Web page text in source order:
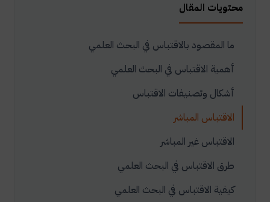
محتويات المقال
ما المقصود بالاقتباس في البحث العلمي
أهمية الاقتباس في البحث العلمي
أشكال وتصنيفات الاقتباس
الاقتباس المباشر
الاقتباس غير المباشر
طرق الاقتباس في البحث العلمي
كيفية الاقتباس في البحث العلمي